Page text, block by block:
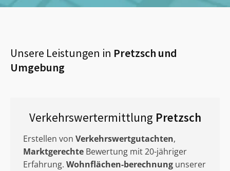
Unsere Leistungen in Pretzsch und
Umgebung
Verkehrswertermittlung Pretzsch
Erstellen von Verkehrswertgutachten,
Marktgerechte Bewertung mit 20-jähriger
Erfahrung. Wohnflächen-berechnung unserer